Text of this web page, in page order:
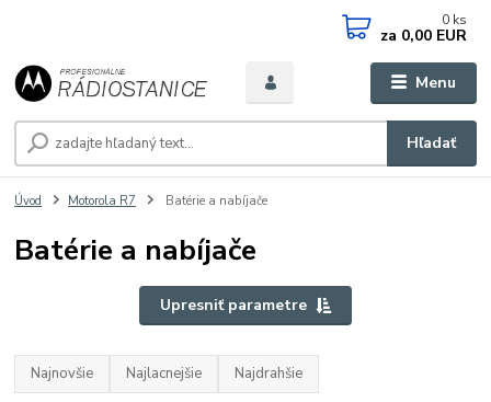
Menu
Hľadať
0 ks
za 0,00 EUR
Úvod Motorola R7 Batérie a nabíjače
Batérie a nabíjače
Upresniť parametre
Najnovšie Najlacnejšie Najdrahšie